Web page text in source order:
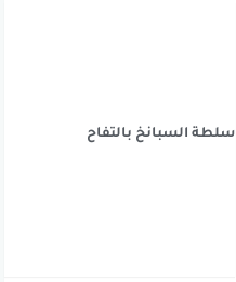
سلطة السبانخ بالتفاح